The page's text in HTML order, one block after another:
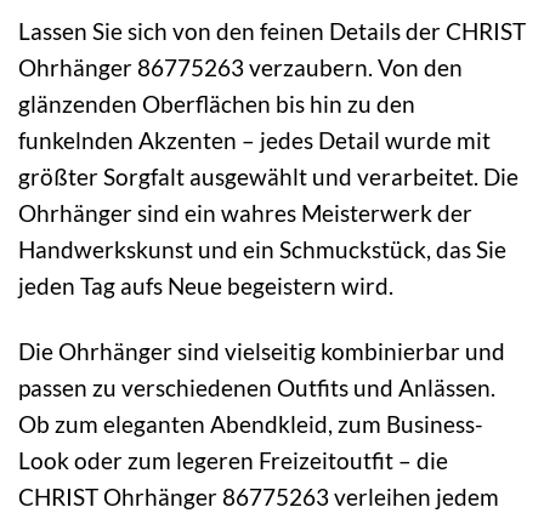
Lassen Sie sich von den feinen Details der CHRIST
Ohrhänger 86775263 verzaubern. Von den
glänzenden Oberflächen bis hin zu den
funkelnden Akzenten – jedes Detail wurde mit
größter Sorgfalt ausgewählt und verarbeitet. Die
Ohrhänger sind ein wahres Meisterwerk der
Handwerkskunst und ein Schmuckstück, das Sie
jeden Tag aufs Neue begeistern wird.
Die Ohrhänger sind vielseitig kombinierbar und
passen zu verschiedenen Outfits und Anlässen.
Ob zum eleganten Abendkleid, zum Business-
Look oder zum legeren Freizeitoutfit – die
CHRIST Ohrhänger 86775263 verleihen jedem